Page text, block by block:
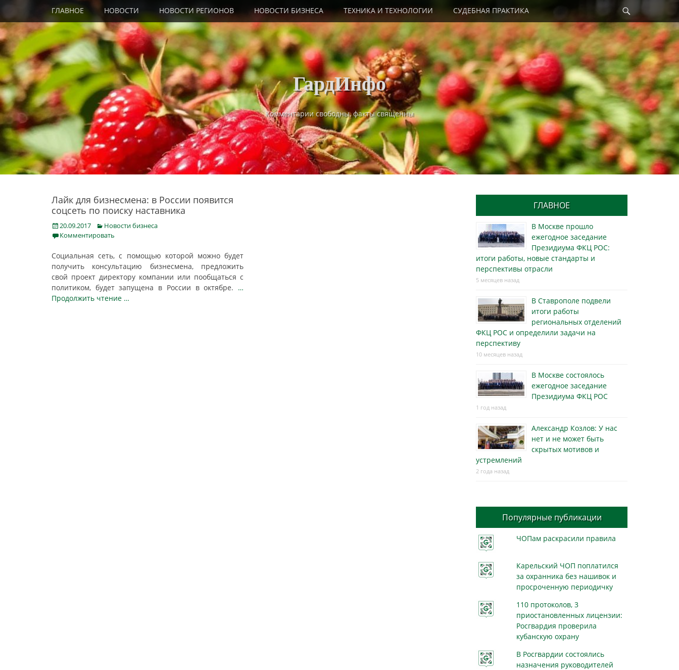
content
Primary Menu
ГЛАВНОЕ НОВОСТИ НОВОСТИ РЕГИОНОВ НОВОСТИ БИЗНЕСА ТЕХНИКА И ТЕХНОЛОГИИ СУДЕБНАЯ ПРАКТИКА
ГардИнфо
Комментарии свободны, факты священны
Лайк для бизнесмена: в России появится
соцсеть по поиску наставника
Posted
on
20.09.2017 Categories
Новости бизнеса
Комментировать
Социальная сеть, с помощью которой можно будет
получить консультацию бизнесмена, предложить
свой проект директору компании или пообщаться с
политиком, будет запущена в России в октябре. …
Продолжить чтение …
ГЛАВНОЕ
В Москве прошло
ежегодное заседание
Президиума ФКЦ РОС:
итоги работы, новые стандарты и
перспективы отрасли
5 месяцев назад
В Ставрополе подвели
итоги работы
региональных отделений
ФКЦ РОС и определили задачи на
перспективу
10 месяцев назад
В Москве состоялось
ежегодное заседание
Президиума ФКЦ РОС
1 год назад
Александр Козлов: У нас
нет и не может быть
скрытых мотивов и
устремлений
2 года назад
Популярные публикации
ЧОПам раскрасили правила
Карельский ЧОП поплатился
за охранника без нашивок и
просроченную периодичку
110 протоколов, 3
приостановленных лицензии:
Росгвардия проверила
кубанскую охрану
В Росгвардии состоялись
назначения руководителей